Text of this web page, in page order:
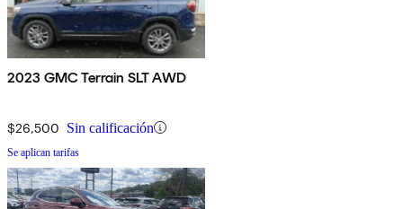
2023 GMC Terrain SLT AWD
$26,500 Sin calificación
Se aplican tarifas